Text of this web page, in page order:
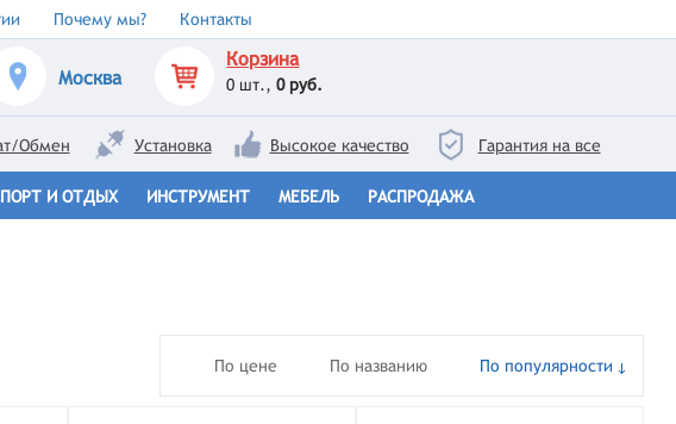
Почему мы? Контакты
Москва
Корзина
0 шт.,0 руб.
Обмен Установка Высокое качество Гарантия на все
И ОТДЫХ ИНСТРУМЕНТ МЕБЕЛЬ РАСПРОДАЖА
По цене По названию По популярности